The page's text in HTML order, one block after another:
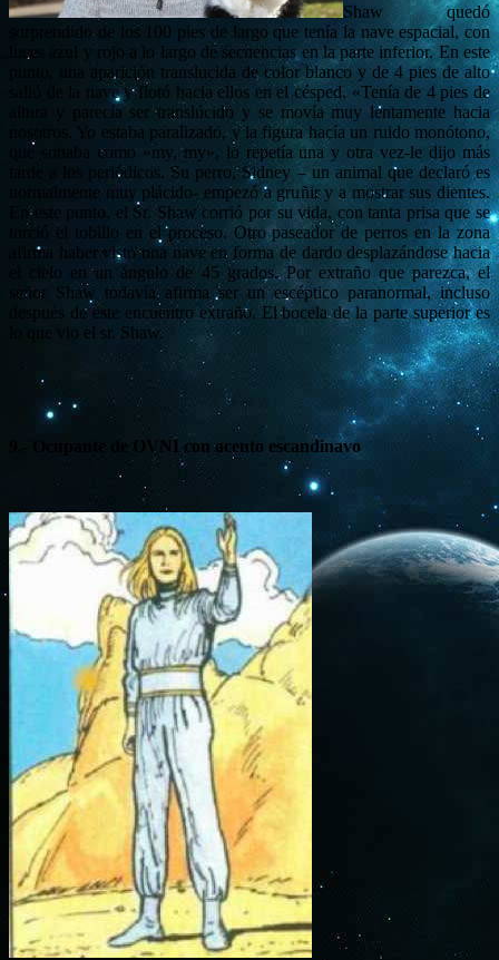
Shaw quedó
sorprendido de los 100 pies de largo que tenía la nave espacial, con
luces azul y rojo a lo largo de secuencias en la parte inferior. En este
punto, una aparición translucida de color blanco y de 4 pies de alto
salió de la nave y flotó hacia ellos en el césped. «Tenía de 4 pies de
altura y parecía ser translúcido y se movía muy lentamente hacia
nosotros. Yo estaba paralizado, y la figura hacía un ruido monótono,
que sonaba como «my, my», lo repetía una y otra vez-le dijo más
tarde a los periódicos. Su perro, Sidney – un animal que declaró es
normalmente muy plácido- empezó a gruñir y a mostrar sus dientes.
En este punto, el Sr. Shaw corrió por su vida, con tanta prisa que se
torció el tobillo en el proceso. Otro paseador de perros en la zona
afirma haber visto una nave en forma de dardo desplazándose hacia
el cielo en un ángulo de 45 grados. Por extraño que parezca, el
señor Shaw todavía afirma ser un escéptico paranormal, incluso
después de este encuentro extraño. El bocela de la parte superior es
lo que vio el sr. Shaw.
9.- Ocupante de OVNI con acento escandinavo